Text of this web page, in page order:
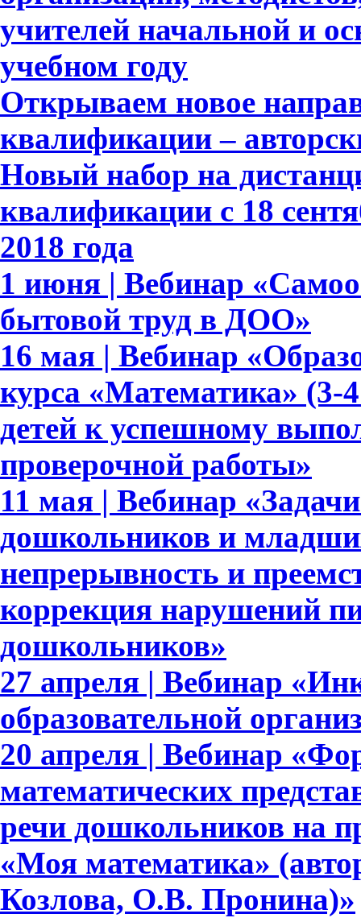
учителей начальной и
учебном году
Открываем новое
квалификации –
Новый набор на
квалификации с 18
2018 года
1 июня | Вебинар
бытовой труд в ДОО»
16 мая | Вебинар
курса «Математика» (3-
детей к успешному
проверочной работы»
11 мая | Вебинар
дошкольников и
непрерывность и
коррекция нарушений
дошкольников»
27 апреля | Вебинар
образовательной
20 апреля | Вебинар
математических
речи дошкольников на
«Моя математика»
Козлова, О.В. Пронина)»